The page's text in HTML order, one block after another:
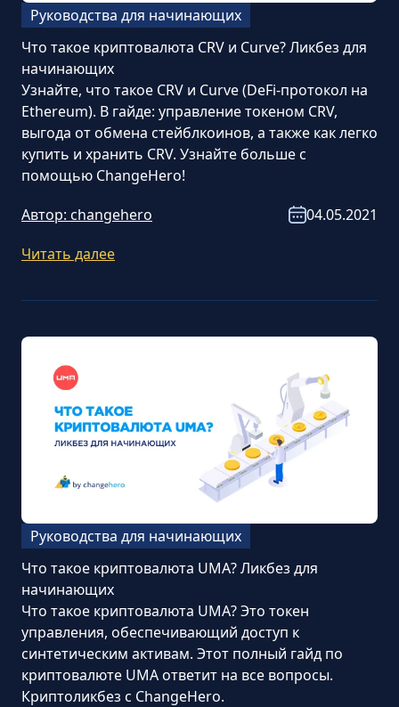
Руководства для начинающих
Что такое криптовалюта CRV и Curve? Ликбез для
начинающих
Узнайте, что такое CRV и Curve (DeFi-протокол на
Ethereum). В гайде: управление токеном CRV,
выгода от обмена стейблкоинов, а также как легко
купить и хранить CRV. Узнайте больше с
помощью ChangeHero!
Автор: changehero
04.05.2021
Читать далее
Руководства для начинающих
Что такое криптовалюта UMA? Ликбез для
начинающих
Что такое криптовалюта UMA? Это токен
управления, обеспечивающий доступ к
синтетическим активам. Этот полный гайд по
криптовалюте UMA ответит на все вопросы.
Криптоликбез с ChangeHero.